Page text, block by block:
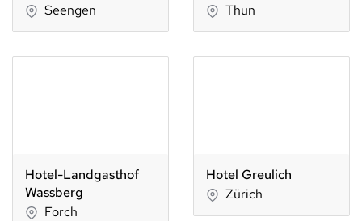
Seengen
Thun
Hotel-Landgasthof
Wassberg
Forch
Hotel Greulich
Zürich